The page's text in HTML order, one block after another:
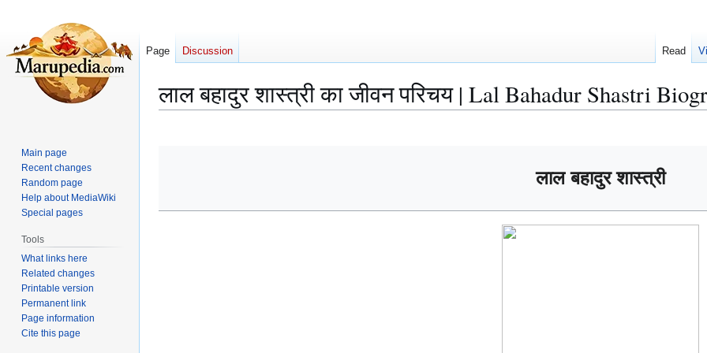
लाल बहादुर शास्त्री का जीवन परिचय | Lal Bahadur Shastri
लाल बहादुर शास्त्री
Page Discussion Read
Main page
Recent changes
Random page
Help about MediaWiki
Special pages
Tools
What links here
Related changes
Printable version
Permanent link
Page information
Cite this page